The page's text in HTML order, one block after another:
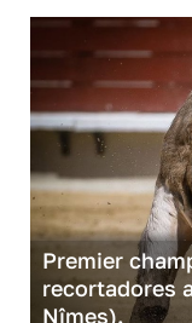
Premier
recortadores
Nîmes).